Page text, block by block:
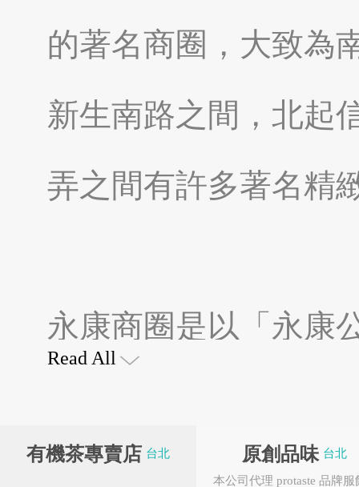
台東縣東河鄉
的著名商圈，大致為
新生南路之間，北起
弄之間有許多著名精
永康商圈是以「永康
義路商店。商圈原先
Read All
有機茶專賣店 台北 原創品味 台北